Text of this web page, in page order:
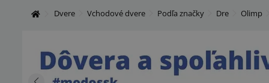
Dvere Vchodové dvere Podľa značky Dre Olimp